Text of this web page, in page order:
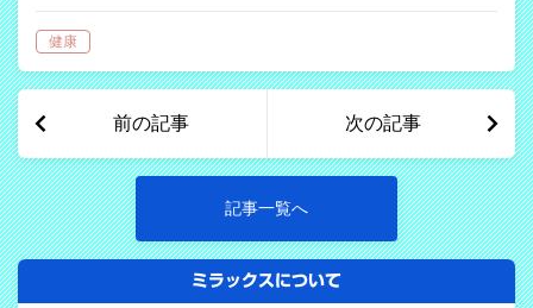
グル…
健康
前の記事 次の記事
記事一覧へ
ミラックスについて